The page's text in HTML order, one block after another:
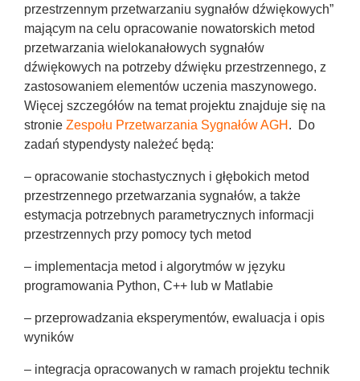
przestrzennym przetwarzaniu sygnałów dźwiękowych”
mającym na celu opracowanie nowatorskich metod
przetwarzania wielokanałowych sygnałów
dźwiękowych na potrzeby dźwięku przestrzennego, z
zastosowaniem elementów uczenia maszynowego.
Więcej szczegółów na temat projektu znajduje się na
stronie Zespołu Przetwarzania Sygnałów AGH . Do
zadań stypendysty należeć będą:
– opracowanie stochastycznych i głębokich metod
przestrzennego przetwarzania sygnałów, a także
estymacja potrzebnych parametrycznych informacji
przestrzennych przy pomocy tych metod
– implementacja metod i algorytmów w języku
programowania Python, C++ lub w Matlabie
– przeprowadzania eksperymentów, ewaluacja i opis
wyników
– integracja opracowanych w ramach projektu technik